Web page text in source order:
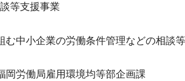
等支援事業
む中小企業の労働条件管理などの相談
岡労働局雇用環境均等部企画課